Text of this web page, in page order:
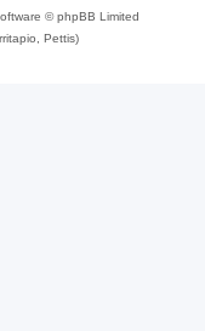
© phpBB Limited
Pettis)